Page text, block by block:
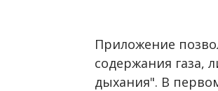
Приложение
содержания газа,
дыхания". В